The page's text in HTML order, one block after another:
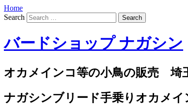
Home
Search
バードショップ ナガシン
オカメインコ等の小鳥の販売 埼
ナガシンブリード手乗りオカメイ